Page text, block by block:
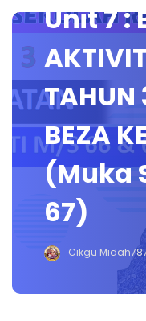
Unit 7 :
TAHUN
BEZA
(Muka
67)
Cikgu